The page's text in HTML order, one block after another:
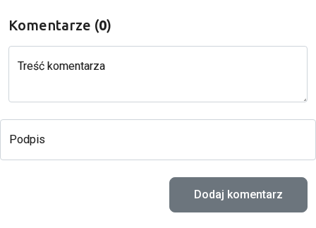
Komentarze (0)
Treść komentarza
Podpis